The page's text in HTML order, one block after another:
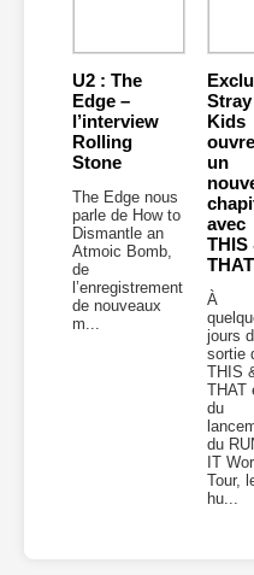
U2 : The
Edge –
l’interview
Rolling
Stone
The Edge nous
parle de How to
Dismantle an
Atmoic Bomb,
de
l’enregistrement
de nouveaux
m...
Stray
Kids
ouvre
un
avec
THIS
THAT
À
jours
sortie
THIS
THAT
du
du
IT
Tour,
hu...